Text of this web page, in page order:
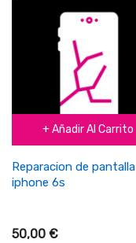
+ Añadir Al Carrito
Reparacion de pantalla
iphone 6s
50,00 €